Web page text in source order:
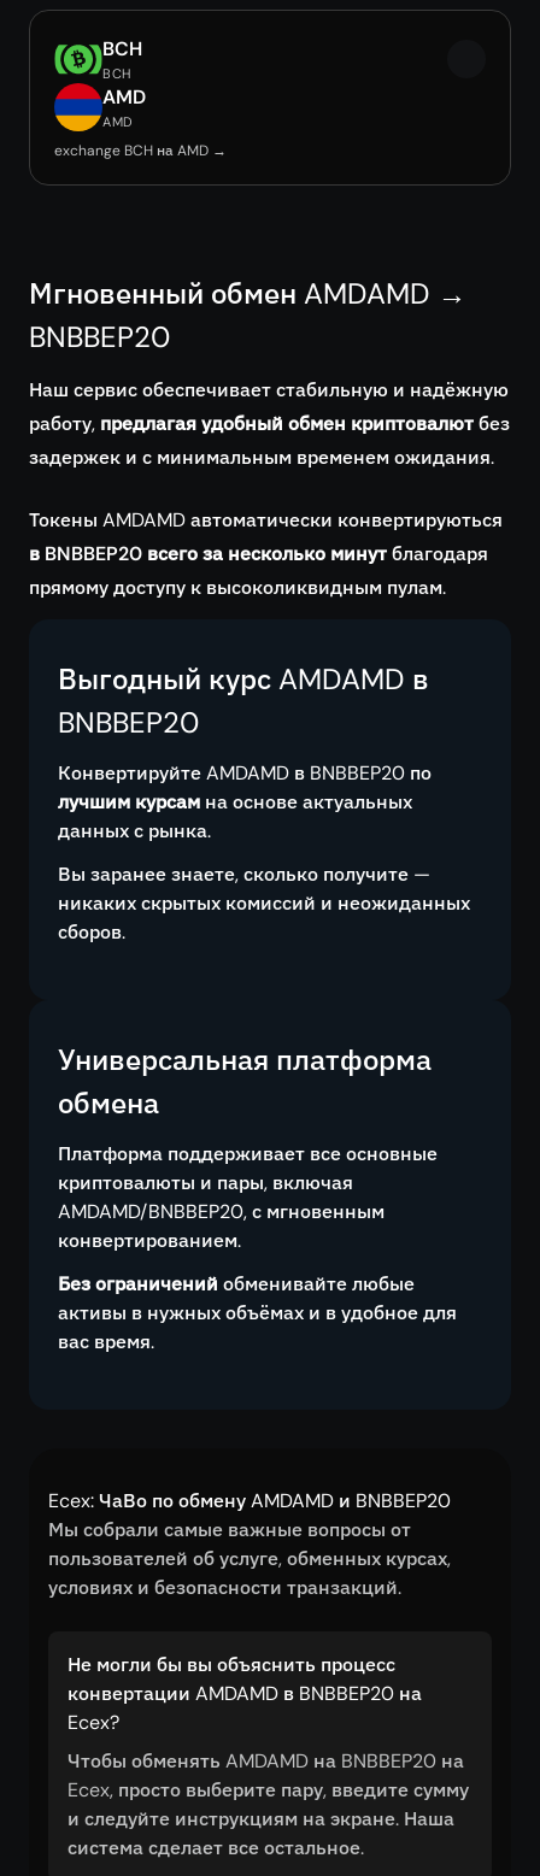
BCH
BCH
AMD
AMD
exchange BCH на AMD →
Мгновенный обмен AMDAMD →
BNBBEP20
Наш сервис обеспечивает стабильную и надёжную
работу, предлагая удобный обмен криптовалютбез
задержек и с минимальным временем ожидания.
Токены AMDAMD автоматически конвертируються
в BNBBEP20 всего за несколько минутблагодаря
прямому доступу к высоколиквидным пулам.
Выгодный курс AMDAMD в
BNBBEP20
Конвертируйте AMDAMD в BNBBEP20 по
лучшим курсам на основе актуальных
данных с рынка.
Вы заранее знаете, сколько получите —
никаких скрытых комиссий и неожиданных
сборов.
Универсальная платформа
обмена
Платформа поддерживает все основные
криптовалюты и пары, включая
AMDAMD/BNBBEP20, с мгновенным
конвертированием.
Без ограничений обменивайте любые
активы в нужных объёмах и в удобное для
вас время.
Ecex: ЧаВо по обмену AMDAMD и BNBBEP20
Мы собрали самые важные вопросы от
пользователей об услуге, обменных курсах,
условиях и безопасности транзакций.
Не могли бы вы объяснить процесс
конвертации AMDAMD в BNBBEP20 на
Ecex?
Чтобы обменять AMDAMD на BNBBEP20 на
Ecex, просто выберите пару, введите сумму
и следуйте инструкциям на экране. Наша
система сделает все остальное.